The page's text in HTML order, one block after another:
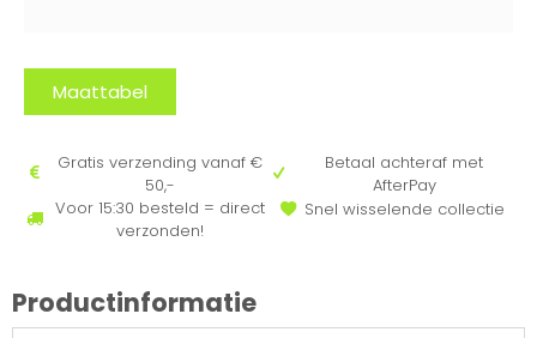
Maattabel
Gratis verzending vanaf €
50,-
Voor 15:30 besteld = direct
verzonden!
Betaal achteraf met
AfterPay
Snel wisselende collectie
Productinformatie